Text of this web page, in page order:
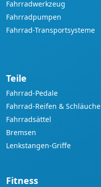
Fahrradwerkzeug
Fahrradpumpen
Fahrrad-Transportsysteme
Teile
Fahrrad-Pedale
Fahrrad-Reifen & Schläuche
Fahrradsättel
Bremsen
Lenkstangen-Griffe
Fitness